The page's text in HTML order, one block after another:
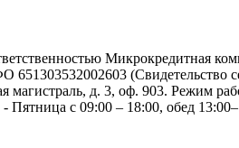
651303532002603
магистраль, д. 3, оф. 903. Режим
с 09:00 – 18:00, обед